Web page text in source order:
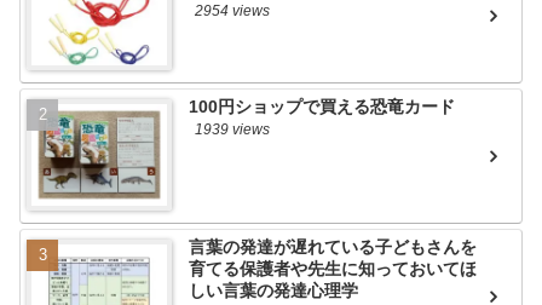
2954 views
100円ショップで買える恐竜カード
1939 views
言葉の発達が遅れている子どもさんを
育てる保護者や先生に知っておいてほ
しい言葉の発達心理学